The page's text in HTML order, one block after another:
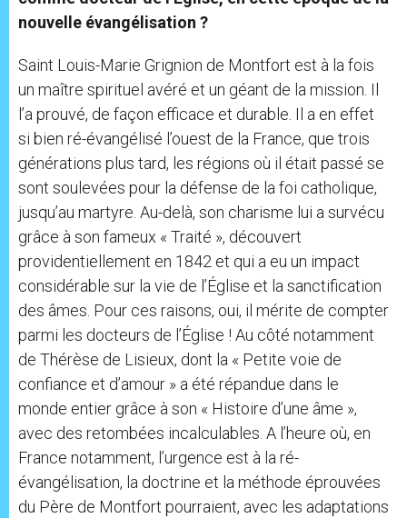
nouvelle évangélisation ?
Saint Louis-Marie Grignion de Montfort est à la fois
un maître spirituel avéré et un géant de la mission. Il
l’a prouvé, de façon efficace et durable. Il a en effet
si bien ré-évangélisé l’ouest de la France, que trois
générations plus tard, les régions où il était passé se
sont soulevées pour la défense de la foi catholique,
jusqu’au martyre. Au-delà, son charisme lui a survécu
grâce à son fameux « Traité », découvert
providentiellement en 1842 et qui a eu un impact
considérable sur la vie de l’Église et la sanctification
des âmes. Pour ces raisons, oui, il mérite de compter
parmi les docteurs de l’Église ! Au côté notamment
de Thérèse de Lisieux, dont la « Petite voie de
confiance et d’amour » a été répandue dans le
monde entier grâce à son « Histoire d’une âme »,
avec des retombées incalculables. A l’heure où, en
France notamment, l’urgence est à la ré-
évangélisation, la doctrine et la méthode éprouvées
du Père de Montfort pourraient, avec les adaptations